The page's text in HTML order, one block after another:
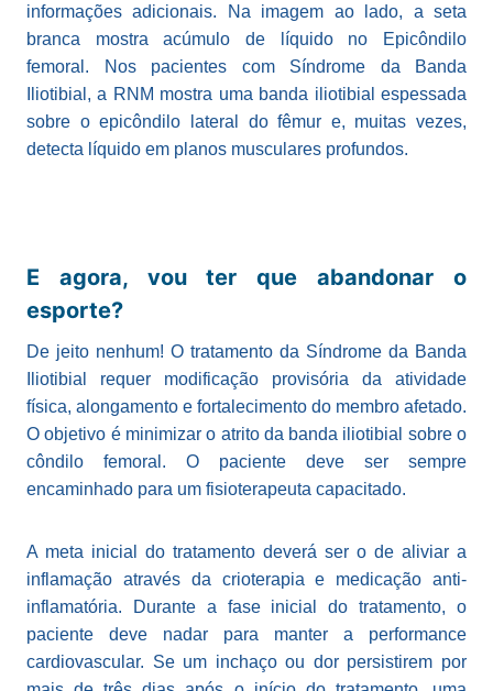
informações adicionais. Na imagem ao lado, a seta
branca mostra acúmulo de líquido no Epicôndilo
femoral. Nos pacientes com Síndrome da Banda
Iliotibial, a RNM mostra uma banda iliotibial espessada
sobre o epicôndilo lateral do fêmur e, muitas vezes,
detecta líquido em planos musculares profundos.
E agora, vou ter que abandonar o
esporte?
De jeito nenhum! O tratamento da Síndrome da Banda
Iliotibial requer modificação provisória da atividade
física, alongamento e fortalecimento do membro afetado.
O objetivo é minimizar o atrito da banda iliotibial sobre o
côndilo femoral. O paciente deve ser sempre
encaminhado para um fisioterapeuta capacitado.
A meta inicial do tratamento deverá ser o de aliviar a
inflamação através da crioterapia e medicação anti-
inflamatória. Durante a fase inicial do tratamento, o
paciente deve nadar para manter a performance
cardiovascular. Se um inchaço ou dor persistirem por